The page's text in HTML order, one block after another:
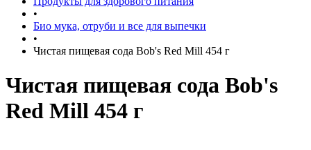
•
Био мука, отруби и все для выпечки
•
Чистая пищевая сода Bob's Red Mill 454 г
Чистая пищевая сода Bob's
Red Mill 454 г